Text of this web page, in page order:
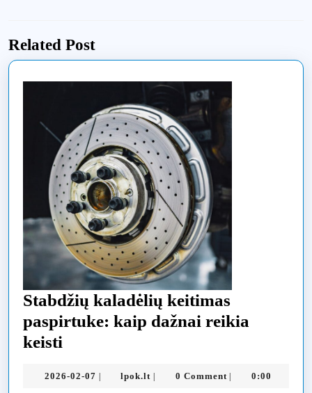
Related Post
Stabdžių kaladėlių keitimas
paspirtuke: kaip dažnai reikia
keisti
keitimas
2026-02-07 2026-
| lpok.lt lpok.lt
| 0 Comment | 0:00